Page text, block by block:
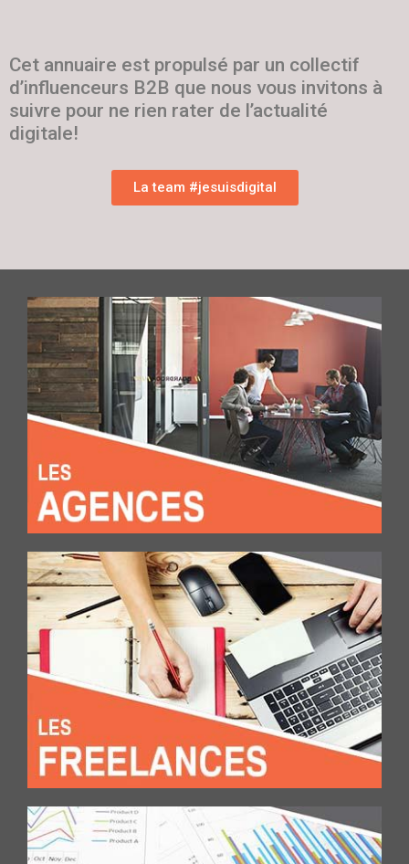
Cet annuaire est propulsé par un collectif
d’influenceurs B2B que nous vous invitons à
suivre pour ne rien rater de l’actualité
digitale!
La team #jesuisdigital